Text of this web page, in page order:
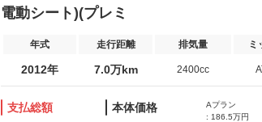
電動シート)(プレミ
年式 走行距離 排気量 ミ
2012年 7.0万km 2400cc
支払総額 本体価格
Aプラン
: 186.5万円